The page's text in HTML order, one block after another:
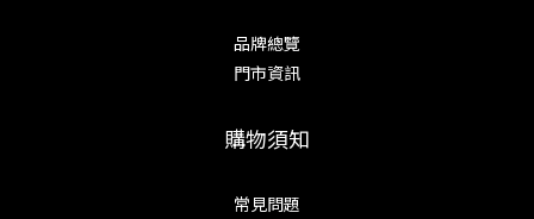
品牌總覽
門市資訊
購物須知
常見問題